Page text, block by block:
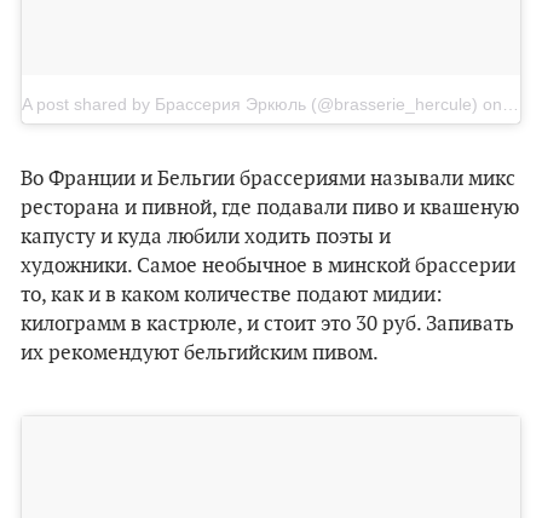
A post shared by Брассерия Эркюль (@brasserie_hercule) on Jan
Во Франции и Бельгии брассериями называли микс
ресторана и пивной, где подавали пиво и квашеную
капусту и куда любили ходить поэты и
художники. Самое необычное в минской брассерии
то, как и в каком количестве подают мидии:
килограмм в кастрюле, и стоит это 30 руб. Запивать
их рекомендуют бельгийским пивом.